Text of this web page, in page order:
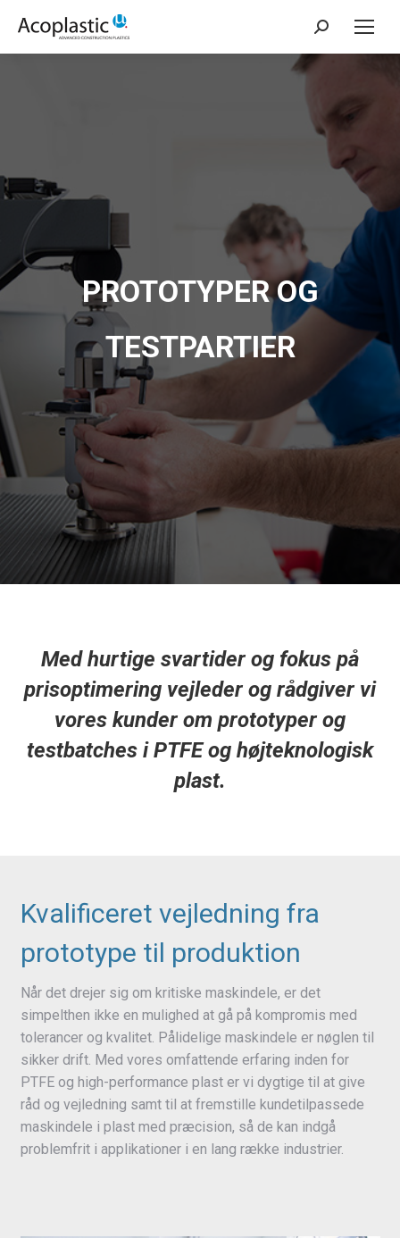
Søg:
PROTOTYPER OG
TESTPARTIER
Med hurtige svartider og fokus på
prisoptimering vejleder og rådgiver vi
vores kunder om prototyper og
testbatches i PTFE og højteknologisk
plast.
Kvalificeret vejledning fra
prototype til produktion
Når det drejer sig om kritiske maskindele, er det
simpelthen ikke en mulighed at gå på kompromis med
tolerancer og kvalitet. Pålidelige maskindele er nøglen til
sikker drift. Med vores omfattende erfaring inden for
PTFE og high-performance plast er vi dygtige til at give
råd og vejledning samt til at fremstille kundetilpassede
maskindele i plast med præcision, så de kan indgå
problemfrit i applikationer i en lang række industrier.